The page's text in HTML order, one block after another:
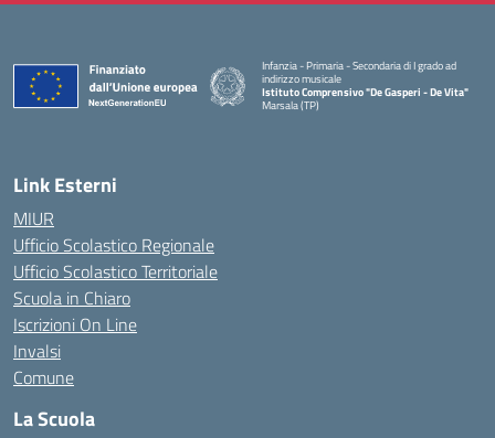
Infanzia - Primaria - Secondaria di I grado ad
indirizzo musicale
Istituto Comprensivo "De Gasperi - De Vita"
Marsala (TP)
Link Esterni
MIUR
Ufficio Scolastico Regionale
Ufficio Scolastico Territoriale
Scuola in Chiaro
Iscrizioni On Line
Invalsi
Comune
La Scuola